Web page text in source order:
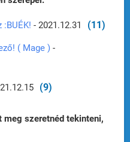
- 2021.12.31 (11)
( Mage ) -
(9)
meg szeretnéd tekinteni,